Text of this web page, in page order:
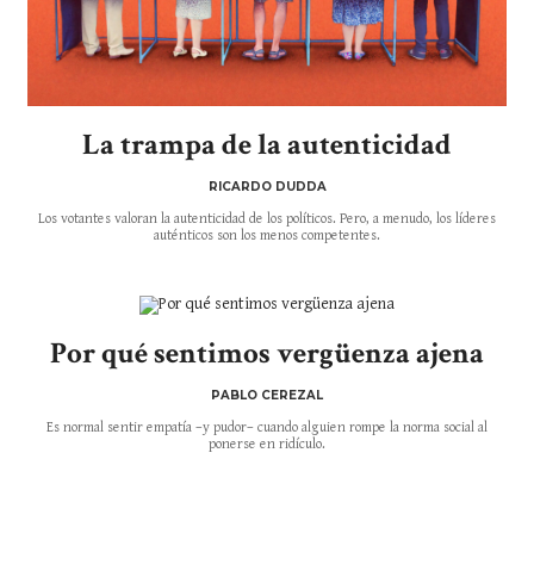
La trampa de la autenticidad
RICARDO DUDDA
Los votantes valoran la autenticidad de los políticos. Pero, a menudo, los líderes
auténticos son los menos competentes.
Por qué sentimos vergüenza ajena
PABLO CEREZAL
Es normal sentir empatía –y pudor– cuando alguien rompe la norma social al
ponerse en ridículo.